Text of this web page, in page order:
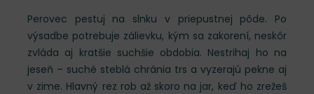
Perovec pestuj na slnku v priepustnej pôde. Po
výsadbe potrebuje zálievku, kým sa zakorení, neskôr
zvláda aj kratšie suchšie obdobia. Nestrihaj ho na
jeseň – suché steblá chránia trs a vyzerajú pekne aj
v zime. Hlavný rez rob až skoro na jar, keď ho zrežeš